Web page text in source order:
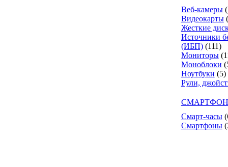
Веб-камеры
Видеокарты
Жесткие
Источники
(ИБП) (111)
Мониторы
Моноблоки
Ноутбуки (5)
Рули,
Смарт-часы
Смартфоны